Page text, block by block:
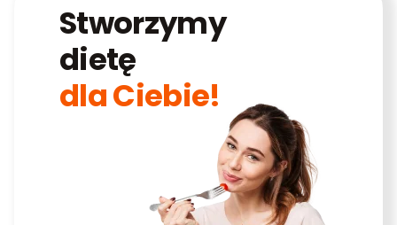
Stworzymy
dietę
dla Ciebie!